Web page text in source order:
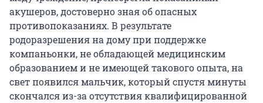
акушеров, достоверно зная об опасных
противопоказаниях. В результате
родоразрешения на дому при поддержке
компаньонки, не обладающей медицинским
образованием и не имеющей такового опыта, на
свет появился мальчик, который спустя минуты
скончался из-за отсутствия квалифицированной